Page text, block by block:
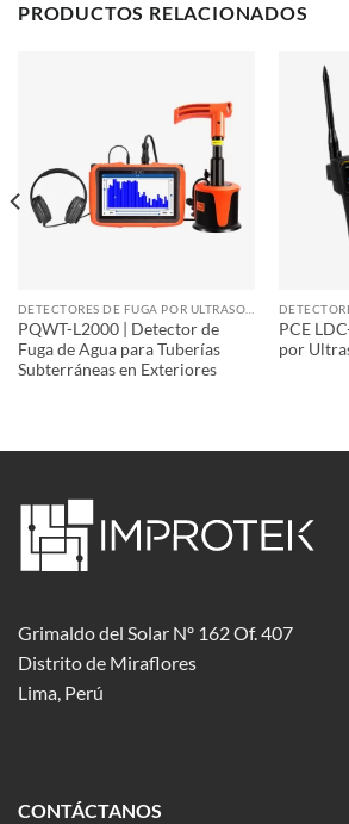
PRODUCTOS RELACIONADOS
PQWT-L2000 | Detector de
Fuga de Agua para Tuberías
Subterráneas en Exteriores
PCE
por
Grimaldo del Solar Nº 162 Of. 407
Distrito de Miraflores
Lima, Perú
CONTÁCTANOS